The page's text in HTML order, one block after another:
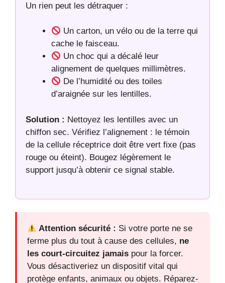
Un rien peut les détraquer :
Un carton, un vélo ou de la terre qui
cache le faisceau.
Un choc qui a décalé leur
alignement de quelques millimètres.
De l’humidité ou des toiles
d’araignée sur les lentilles.
Solution : Nettoyez les lentilles avec un
chiffon sec. Vérifiez l’alignement : le témoin
de la cellule réceptrice doit être vert fixe (pas
rouge ou éteint). Bougez légèrement le
support jusqu’à obtenir ce signal stable.
Attention sécurité : Si votre porte ne se
ferme plus du tout à cause des cellules, ne
les court-circuitez jamais pour la forcer.
Vous désactiveriez un dispositif vital qui
protège enfants, animaux ou objets. Réparez-